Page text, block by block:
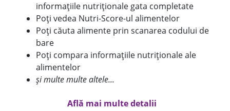
informațiile nutriționale gata completate
Poți vedea Nutri-Score-ul alimentelor
Poți căuta alimente prin scanarea codului de
bare
Poți compara informațiile nutriționale ale
alimentelor
și multe multe altele...
Află mai multe detalii